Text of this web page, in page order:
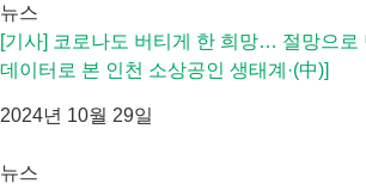
뉴스
[기사] 코로나도 버티게 한 희망… 절망으로
데이터로 본 인천 소상공인 생태계·(中)]
2024년 10월 29일
뉴스